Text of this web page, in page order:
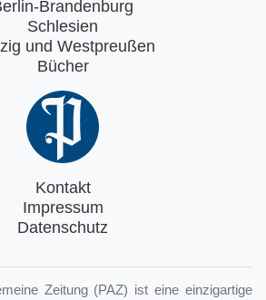
Brandenburg
Schlesien
und Westpreußen
Bücher
Kontakt
Impressum
Datenschutz
Zeitung (PAZ) ist eine einzigartige